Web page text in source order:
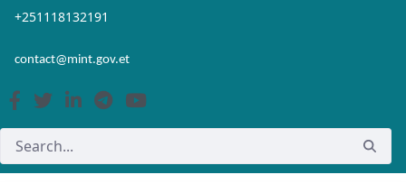
Skip to Main Content
Open Accessibility Menu
+251118132191
contact@mint.gov.et